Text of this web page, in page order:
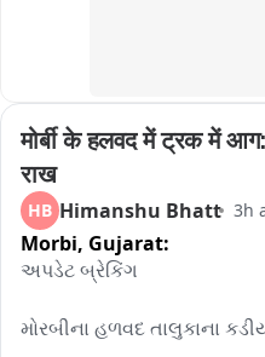
खाद्य सुरक्षा कानून का गंभीर हनन
एफडीए ने सभी उत्पादकों,
परिवहनकर्ताओं, गोदाम संचालकों,
किचन तथा अन्य फूड बिजनेस
निर्देश दिए हैं। राज्यभर में विशेष
आवश्यकता पड़ने पर उत्पाद जब्त कर
आदेश का उल्लंघन करने वालों के
2006 के तहत माल जब्त करने,
मोर्बी के हलवद में ट्रक में
राख
HB Himanshu Bhatt 3h
Morbi, Gujarat:
અપડેટ બ્રેકિંગ
મોરબીના હળવદ તાલુકાના